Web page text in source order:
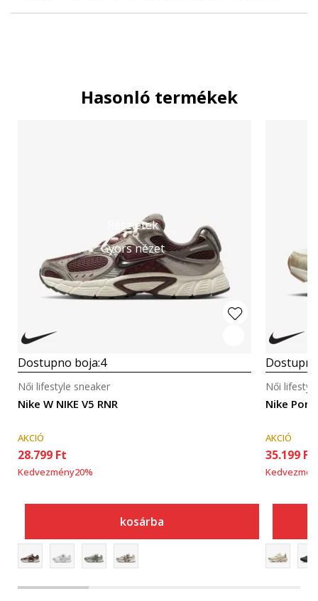
Hasonló termékek
Részletek
Gyors nézet
Dostupno boja:4
Nike W NIKE V5 RNR
Női lifestyle sneaker
AKCIÓ
28.799 Ft
Kedvezmény20%
kosárba
Nike
Női
AKCIÓ
35.199 Ft